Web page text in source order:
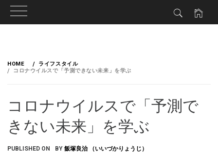
HOME
ライフスタイル
コロナウイルスで「予測できない未来」を学ぶ
コロナウイルスで「予測で
きない未来」を学ぶ
PUBLISHED ON BY 飯塚良治 （いいづかりょうじ）